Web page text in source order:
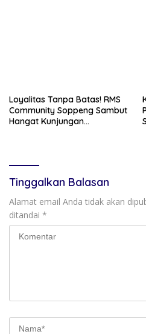
Loyalitas Tanpa Batas! RMS
Community Soppeng Sambut
Hangat Kunjungan
Tinggalkan Balasan
Alamat email Anda tidak akan
ditandai *